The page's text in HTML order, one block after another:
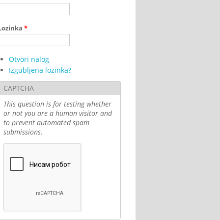
*
Otvori nalog
Izgubljena lozinka?
CAPTCHA
This question is for testing whether
or not you are a human visitor and
to prevent automated spam
submissions.